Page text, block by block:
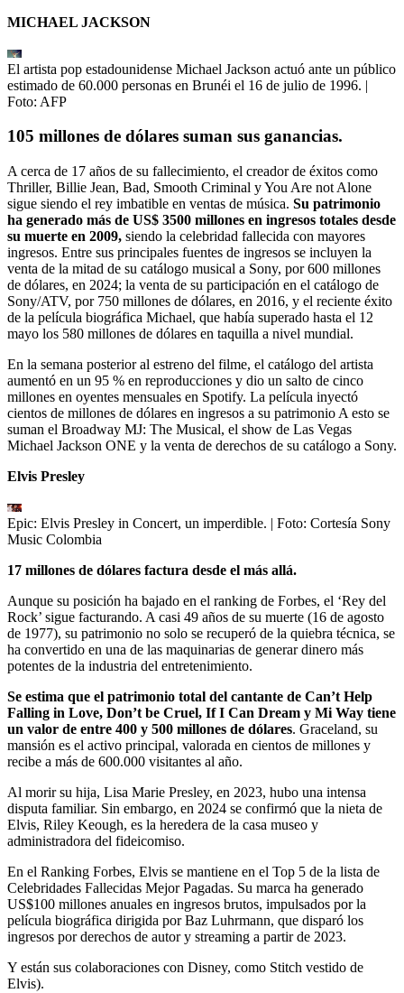
MICHAEL JACKSON
El artista pop estadounidense Michael Jackson actuó ante un público
estimado de 60.000 personas en Brunéi el 16 de julio de 1996. |
Foto: AFP
105 millones de dólares suman sus ganancias.
A cerca de 17 años de su fallecimiento, el creador de éxitos como
Thriller, Billie Jean, Bad, Smooth Criminal y You Are not Alone
sigue siendo el rey imbatible en ventas de música. Su patrimonio
ha generado más de US$ 3500 millones en ingresos totales desde
su muerte en 2009, siendo la celebridad fallecida con mayores
ingresos. Entre sus principales fuentes de ingresos se incluyen la
venta de la mitad de su catálogo musical a Sony, por 600 millones
de dólares, en 2024; la venta de su participación en el catálogo de
Sony/ATV, por 750 millones de dólares, en 2016, y el reciente éxito
de la película biográfica Michael, que había superado hasta el 12
mayo los 580 millones de dólares en taquilla a nivel mundial.
En la semana posterior al estreno del filme, el catálogo del artista
aumentó en un 95 % en reproducciones y dio un salto de cinco
millones en oyentes mensuales en Spotify. La película inyectó
cientos de millones de dólares en ingresos a su patrimonio A esto se
suman el Broadway MJ: The Musical, el show de Las Vegas
Michael Jackson ONE y la venta de derechos de su catálogo a Sony.
Elvis Presley
Epic: Elvis Presley in Concert, un imperdible. | Foto: Cortesía Sony
Music Colombia
17 millones de dólares factura desde el más allá.
Aunque su posición ha bajado en el ranking de Forbes, el ‘Rey del
Rock’ sigue facturando. A casi 49 años de su muerte (16 de agosto
de 1977), su patrimonio no solo se recuperó de la quiebra técnica, se
ha convertido en una de las maquinarias de generar dinero más
potentes de la industria del entretenimiento.
Se estima que el patrimonio total del cantante de Can’t Help
Falling in Love, Don’t be Cruel, If I Can Dream y Mi Way tiene
un valor de entre 400 y 500 millones de dólares. Graceland, su
mansión es el activo principal, valorada en cientos de millones y
recibe a más de 600.000 visitantes al año.
Al morir su hija, Lisa Marie Presley, en 2023, hubo una intensa
disputa familiar. Sin embargo, en 2024 se confirmó que la nieta de
Elvis, Riley Keough, es la heredera de la casa museo y
administradora del fideicomiso.
En el Ranking Forbes, Elvis se mantiene en el Top 5 de la lista de
Celebridades Fallecidas Mejor Pagadas. Su marca ha generado
US$100 millones anuales en ingresos brutos, impulsados por la
película biográfica dirigida por Baz Luhrmann, que disparó los
ingresos por derechos de autor y streaming a partir de 2023.
Y están sus colaboraciones con Disney, como Stitch vestido de
Elvis).